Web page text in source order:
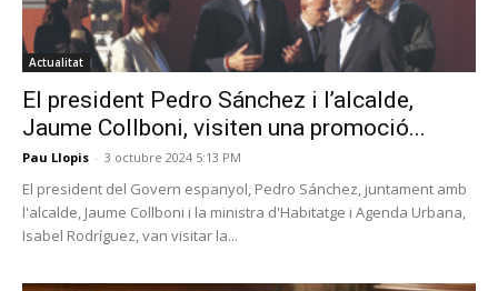
Actualitat
El president Pedro Sánchez i l’alcalde,
Jaume Collboni, visiten una promoció...
Pau Llopis - 3 octubre 2024 5:13 PM
El president del Govern espanyol, Pedro Sánchez, juntament amb
l'alcalde, Jaume Collboni i la ministra d'Habitatge i Agenda Urbana,
Isabel Rodríguez, van visitar la...